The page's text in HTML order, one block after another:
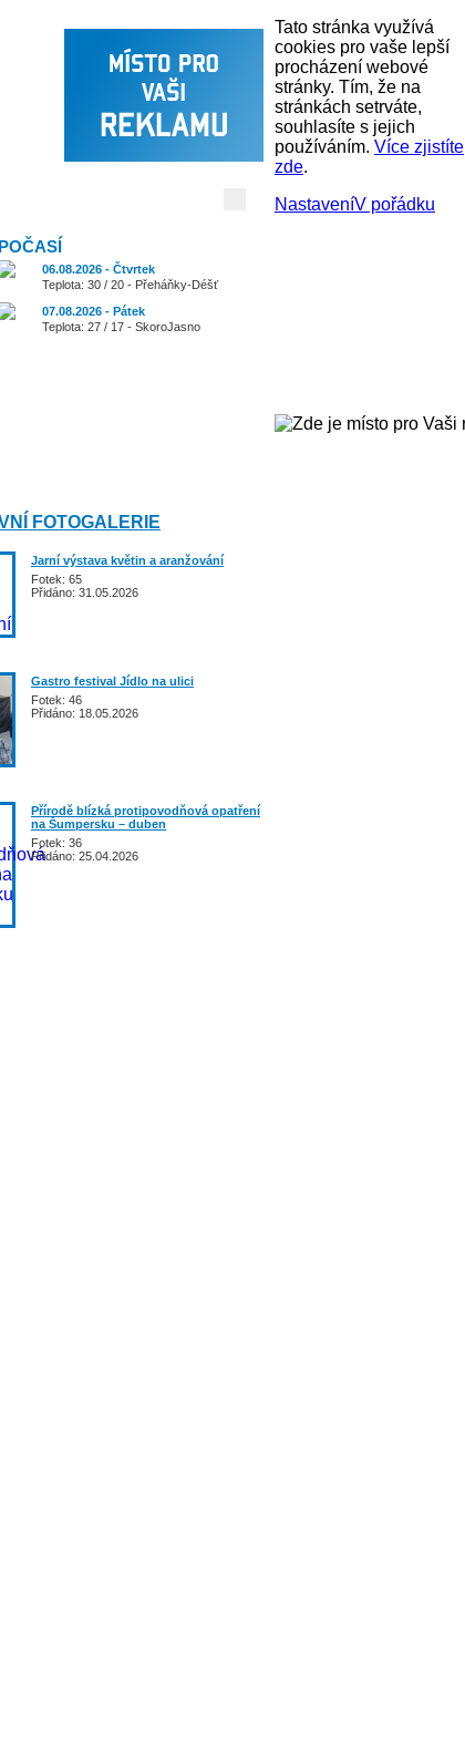
POČASÍ
06.08.2026 - Čtvrtek
Teplota: 30 / 20 - Přeháňky-Déšť
07.08.2026 - Pátek
Teplota: 27 / 17 - SkoroJasno
FOTOGALERIE
Jarní výstava květin a aranžování
Fotek: 65
Přidáno: 31.05.2026
Gastro festival Jídlo na ulici
Fotek: 46
Přidáno: 18.05.2026
Přírodě blízká protipovodňová opatření
na Šumpersku – duben
Fotek: 36
Přidáno: 25.04.2026
Tato stránka využívá
cookies pro vaše lepší
procházení webové
stránky. Tím, že na
stránkách setrváte,
souhlasíte s jejich
používáním. Více zjistíte
zde.
NastaveníV pořádku